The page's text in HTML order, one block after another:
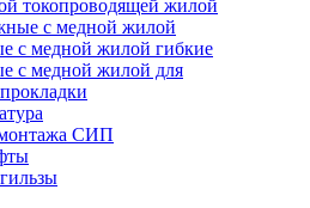
токопроводящей жилой
с медной жилой
с медной жилой гибкие
с медной жилой для
СИП